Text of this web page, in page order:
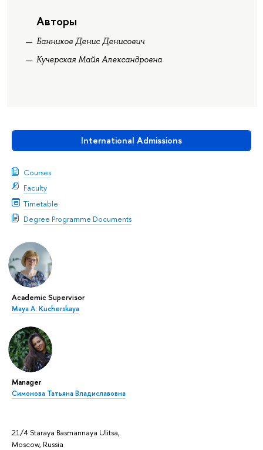
International Admissions
Courses
Faculty
Timetable
Degree Programme Documents
Academic Supervisor
Maya A. Kucherskaya
Manager
Симонова Татьяна Владиславовна
21/4 Staraya Basmannaya Ulitsa,
Moscow, Russia
Авторы
Банников Денис Денисович
Кучерская Майя Александровна